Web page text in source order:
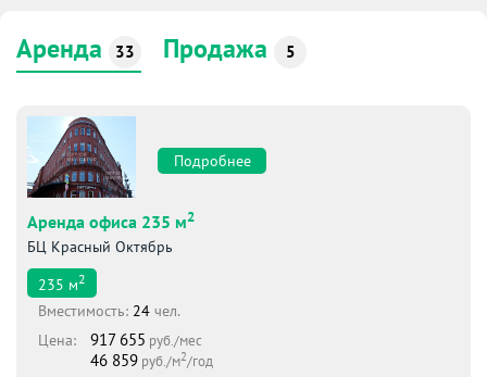
Аренда 33 Продажа 5
Подробнее
Аренда офиса 235 м2
БЦ Красный Октябрь
235 м2
Вместимоcть: 24 чел.
Цена:
917 655 руб./мес
46 859 руб./м2/год